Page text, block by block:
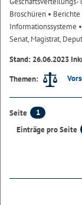
Broschüren •
Informationssysteme
Senat, Magistrat,
Stand: 26.06.2023
Themen:
Seite
1
Einträge pro Seite